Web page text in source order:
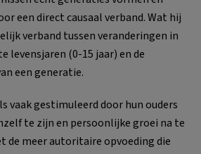
een direct causaal verband. Wat hij
verband tussen veranderingen in
levensjaren (0-15 jaar) en de
een generatie.
vaak gestimuleerd door hun ouders
te zijn en persoonlijke groei na te
de meer autoritaire opvoeding die